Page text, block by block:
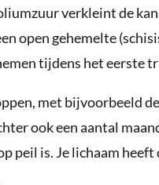
verkleint de
open gehemelte
tijdens het eerste
met bijvoorbeeld
ook een aantal
peil is. Je lichaam